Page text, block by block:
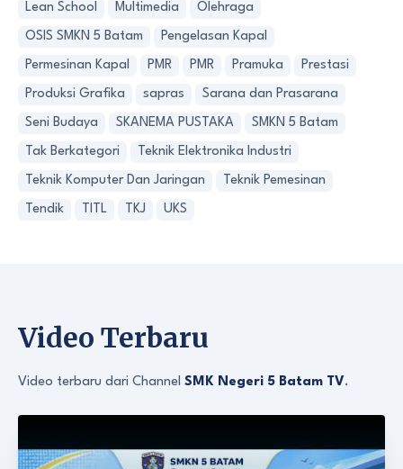
Lean School Multimedia Olehraga
OSIS SMKN 5 Batam Pengelasan Kapal
Permesinan Kapal PMR PMR Pramuka Prestasi
Produksi Grafika sapras Sarana dan Prasarana
Seni Budaya SKANEMA PUSTAKA SMKN 5 Batam
Tak Berkategori Teknik Elektronika Industri
Teknik Komputer Dan Jaringan Teknik Pemesinan
Tendik TITL TKJ UKS
Video Terbaru
Video terbaru dari Channel SMK Negeri 5 Batam TV.